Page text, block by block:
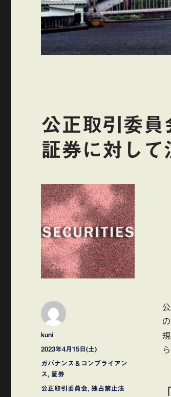
公正取引委
証券に対して
投
稿
kuni
投
稿
日:
2023年4月15日(土)
カ
テ
ゴ
ガバナンス＆コンプライアン
ス, 証券
タ
公正取引委員会,独占禁止法